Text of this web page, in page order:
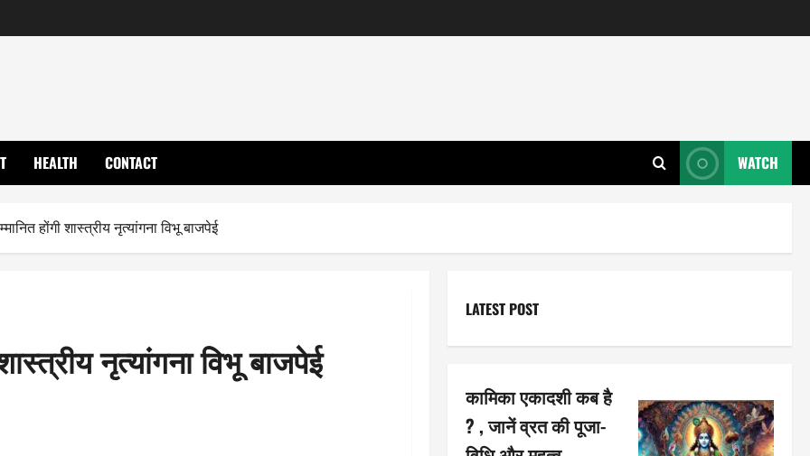
HEALTH CONTACT WATCH
होंगी शास्त्रीय नृत्यांगना विभू बाजपेई
नृत्यांगना विभू बाजपेई
LATEST POST
कामिका एकादशी कब है
? , जानें व्रत की पूजा-